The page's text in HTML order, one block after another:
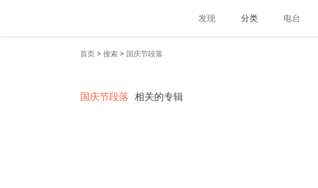
发现 分类 电台
首页 > 搜索 > 国庆节段落
国庆节段落 相关的专辑